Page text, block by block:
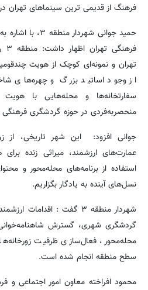
فرهنگ از قدیمی ترین سینماهای تهران در منطقه ۳
حمید جوانی
تهران و نمونه‌ای کوچک از هویت
از وجود اساتید بزرگ و چهره‌های
سفارتخانه‌ها و محله‌هایی با
منحصربه‌فردی در حوزه گردشگری فرهنگی
جوانی افزود: این شهر تاریخی، از
عمارت‌های ارزشمند، میراثی زنده
استفاده از برنامه‌های محله‌محور و
نسل‌های آینده به یادگار بگزاریم.
شهردار منطقه ۳ گفت :
گردشگری شهری، گسترش
محله‌محور، فعال‌سازی ظرفیت
سطح منطقه انجام شده است.